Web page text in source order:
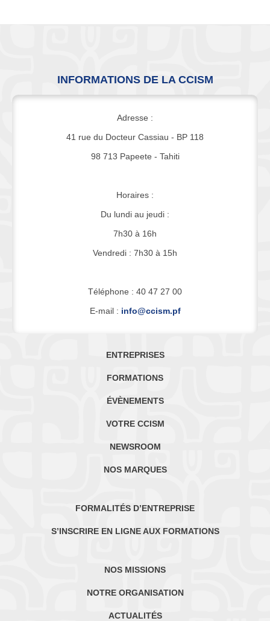
INFORMATIONS DE LA CCISM
Adresse :
41 rue du Docteur Cassiau - BP 118
98 713 Papeete - Tahiti
Horaires :
Du lundi au jeudi :
7h30 à 16h
Vendredi : 7h30 à 15h
Téléphone : 40 47 27 00
E-mail : info@ccism.pf
ENTREPRISES
FORMATIONS
ÉVÈNEMENTS
VOTRE CCISM
NEWSROOM
NOS MARQUES
FORMALITÉS D’ENTREPRISE
S’INSCRIRE EN LIGNE AUX FORMATIONS
NOS MISSIONS
NOTRE ORGANISATION
ACTUALITÉS